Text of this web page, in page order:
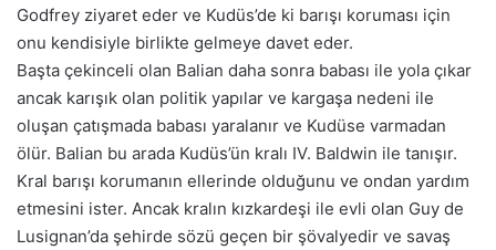
Godfrey ziyaret eder ve Kudüs’de ki barışı koruması için
onu kendisiyle birlikte gelmeye davet eder.
Başta çekinceli olan Balian daha sonra babası ile yola çıkar
ancak karışık olan politik yapılar ve kargaşa nedeni ile
oluşan çatışmada babası yaralanır ve Kudüse varmadan
ölür. Balian bu arada Kudüs’ün kralı IV. Baldwin ile tanışır.
Kral barışı korumanın ellerinde olduğunu ve ondan yardım
etmesini ister. Ancak kralın kızkardeşi ile evli olan Guy de
Lusignan’da şehirde sözü geçen bir şövalyedir ve savaş